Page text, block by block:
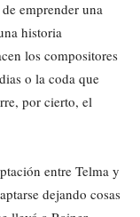
emprender una
historia
los compositores
o la coda que
por cierto, el
entre Telma y
dejando cosas